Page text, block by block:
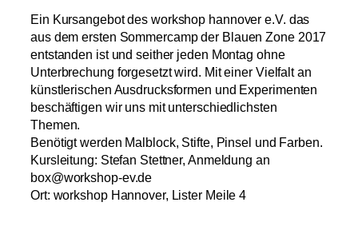
Ein Kursangebot des workshop hannover e.V. das
aus dem ersten Sommercamp der Blauen Zone 2017
entstanden ist und seither jeden Montag ohne
Unterbrechung forgesetzt wird. Mit einer Vielfalt an
künstlerischen Ausdrucksformen und Experimenten
beschäftigen wir uns mit unterschiedlichsten
Themen.
Benötigt werden Malblock, Stifte, Pinsel und Farben.
Kursleitung: Stefan Stettner, Anmeldung an
box@workshop-ev.de
Ort: workshop Hannover, Lister Meile 4